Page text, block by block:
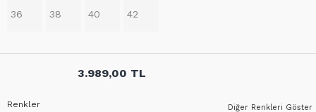
3.989,00 TL
36 38 40 42
Diğer Renkleri Göster
Renkler